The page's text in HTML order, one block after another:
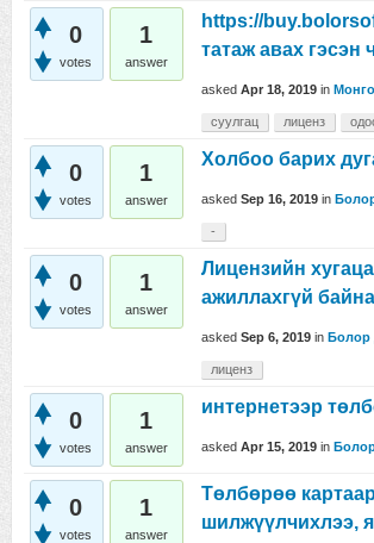
0
votes
1
answer
https://
татаж авах гэсэн
asked Apr 18, 2019 in
суулгац лиценз
0
votes
1
answer
Холбоо барих
asked Sep 16, 2019 in
-
0
votes
1
answer
Лицензийн
ажиллахгүй байна
asked Sep 6, 2019 in Болор
лиценз
0
votes
1
answer
интернетээр
asked Apr 15, 2019 in
0
votes
1
answer
Төлбөрөө
шилжүүлчихлээ,